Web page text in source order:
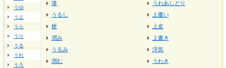
うゆ
うよ
うら
うり
うる
うれ
うろ
漆
うるし
粳
潤み
うるみ
潤む
うわあしどり
上覆い
上皮
上書き
浮気
うわき